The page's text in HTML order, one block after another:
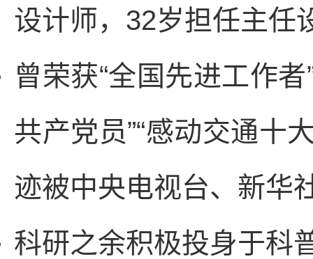
设计师，32岁担任主任
曾荣获“全国先进工作
共产党员”“感动交通十
迹被中央电视台、新华
科研之余积极投身于科